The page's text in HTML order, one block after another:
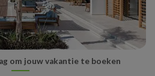
om jouw vakantie te boeken